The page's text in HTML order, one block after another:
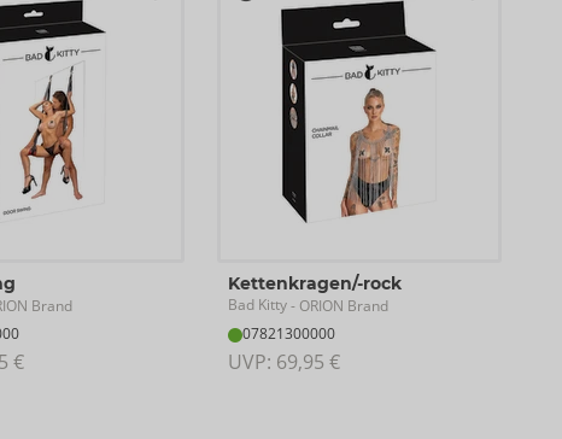
Brand
€
Kettenkragen/-rock
Bad Kitty- ORION Brand
07821300000
UVP: 69,95 €